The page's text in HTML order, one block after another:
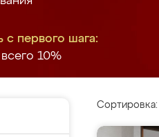
с первого шага:
10%
Сортировка: